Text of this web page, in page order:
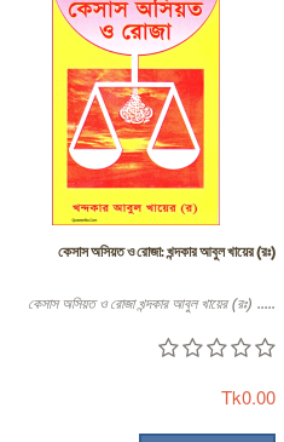
কেসাস অসিয়ত ও রোজা: খন্দকার আবুল খায়ের (রঃ)
কেসাস অসিয়ত ও রোজা খন্দকার আবুল খায়ের (রঃ) .....
Tk0.00